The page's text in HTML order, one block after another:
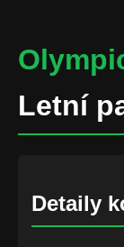
Letní
Detaily